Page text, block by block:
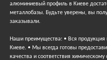
алюминиевый профиль в Киеве
металлобазы. Будьте уверены, вы
заказывали.
Наши преимущества: • Вся продукция
Киеве. • Мы всегда готовы
качества и соответствия химическому